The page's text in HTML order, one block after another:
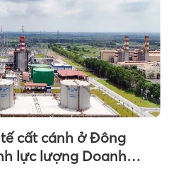
cất cánh ở Đông
lực lượng Doanh